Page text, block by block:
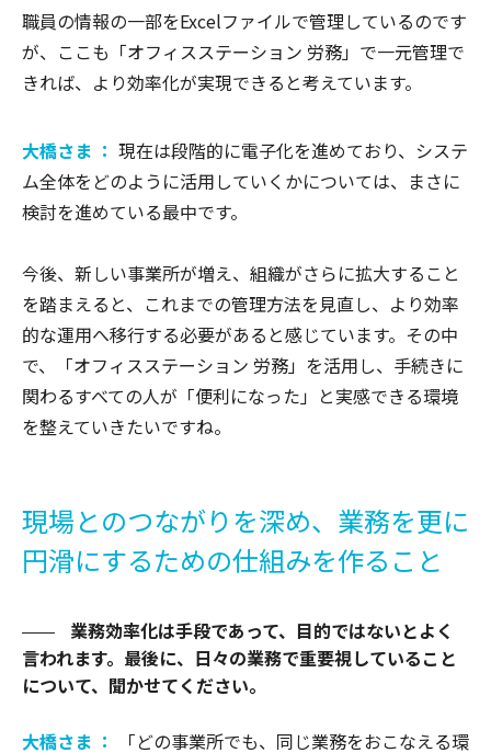
職員の情報の一部をExcelファイルで管理しているのです
が、ここも「オフィスステーション 労務」で一元管理で
きれば、より効率化が実現できると考えています。
大橋さま ： 現在は段階的に電子化を進めており、システ
ム全体をどのように活用していくかについては、まさに
検討を進めている最中です。
今後、新しい事業所が増え、組織がさらに拡大すること
を踏まえると、これまでの管理方法を見直し、より効率
的な運用へ移行する必要があると感じています。その中
で、「オフィスステーション 労務」を活用し、手続きに
関わるすべての人が「便利になった」と実感できる環境
を整えていきたいですね。
現場とのつながりを深め、業務を更に
円滑にするための仕組みを作ること
業務効率化は手段であって、目的ではないとよく
言われます。最後に、日々の業務で重要視していること
について、聞かせてください。
大橋さま ： 「どの事業所でも、同じ業務をおこなえる環